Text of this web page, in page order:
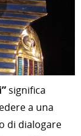
significa
a una
di dialogare